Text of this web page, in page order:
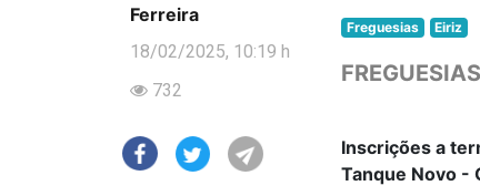
Ferreira
18/02/2025, 10:19 h
732
Freguesias Eiriz
FREGUESIAS
Inscrições a
Tanque Novo -